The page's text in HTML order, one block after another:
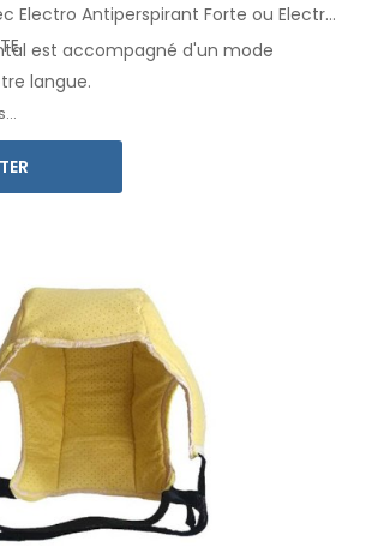
Electro Antiperspirant Forte ou Electro
est accompagné d'un mode
langue.